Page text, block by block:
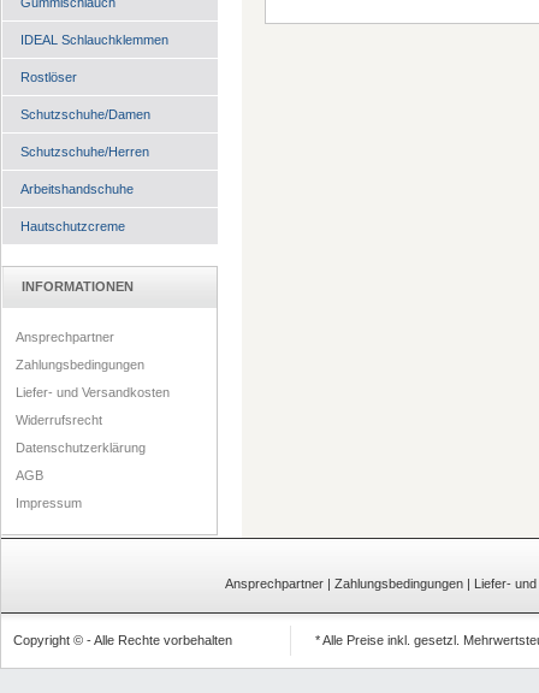
IDEAL Schlauchklemmen
Rostlöser
Schutzschuhe/Damen
Schutzschuhe/Herren
Arbeitshandschuhe
Hautschutzcreme
INFORMATIONEN
Ansprechpartner
Zahlungsbedingungen
Liefer- und Versandkosten
Widerrufsrecht
Datenschutzerklärung
AGB
Impressum
Ansprechpartner | Zahlungsbedingungen | Liefer-
Copyright © - Alle Rechte vorbehalten * Alle Preise inkl. gesetzl.